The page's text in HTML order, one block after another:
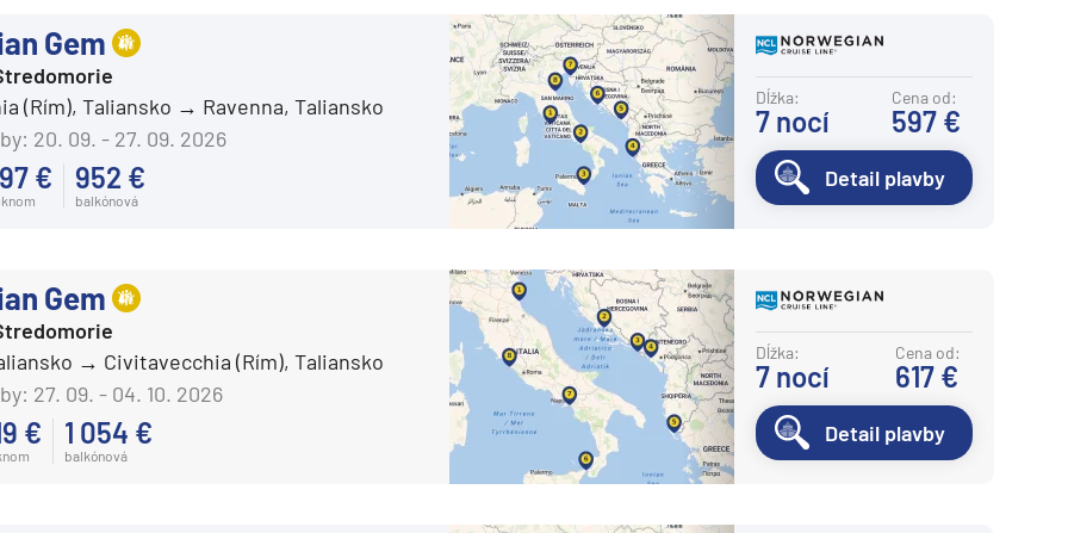
Gem
(Rím), Taliansko
Ravenna, Taliansko
20. 09. - 27. 09. 2026
€ 952 €
balkónová
Dĺžka:
7 nocí
Cena od:
597 €
Detail plavby
Gem
Civitavecchia (Rím), Taliansko
27. 09. - 04. 10. 2026
€ 1 054 €
balkónová
Dĺžka:
7 nocí
Cena od:
617 €
Detail plavby